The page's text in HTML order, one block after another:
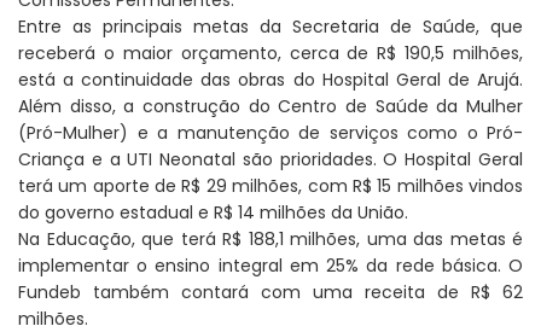
Entre as principais metas da Secretaria de Saúde, que
receberá o maior orçamento, cerca de R$ 190,5 milhões,
está a continuidade das obras do Hospital Geral de Arujá.
Além disso, a construção do Centro de Saúde da Mulher
(Pró-Mulher) e a manutenção de serviços como o Pró-
Criança e a UTI Neonatal são prioridades. O Hospital Geral
terá um aporte de R$ 29 milhões, com R$ 15 milhões vindos
do governo estadual e R$ 14 milhões da União.
Na Educação, que terá R$ 188,1 milhões, uma das metas é
implementar o ensino integral em 25% da rede básica. O
Fundeb também contará com uma receita de R$ 62
milhões.